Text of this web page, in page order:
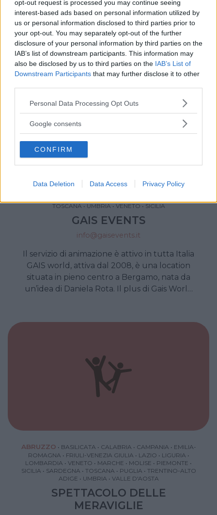
opt-out request is processed you may continue seeing
interest-based ads based on personal information utilized by
us or personal information disclosed to third parties prior to
your opt-out. You may separately opt-out of the further
disclosure of your personal information by third parties on the
IAB’s list of downstream participants. This information may
also be disclosed by us to third parties on the IAB’s List of
Downstream Participants that may further disclose it to other
Please note that this website/app uses one or more Google
not limited to your visit or usage behaviour. You may click to
use your data for below specified purposes in below Google
consent section.
Personal Data Processing Opt Outs
Google consents
CONFIRM
Data Deletion Data Access Privacy Policy
Avvalendosi di uno staff di coreografi,
scenografi, ballerini, capi villaggio, animatori
sportivi, di contatto, mini-club e tante altre
figure, med Animazione è in grado di
progettare e organizzare l’animazione sia per
eventi privati (feste di compleanno, feste
aziendali, cerimonie religiose…) sia pubblici
(eventi a tema e serate in hotel o nei villaggi
commerciali…) con intrattenimenti diversificati
a seconda delle esigenze. E ancora laboratori
creativi, musical, balli di gruppo, feste Walt
Disney, schiuma party….
ROMAGNA • FRIULI-VENEZIA GIULIA LAZIO • LIGURIA
TOSCANA • UMBRIA • VENETO • SICILIA
GAIS EVENTS
info@gaisevents.it
Il servizio di animazione è attivo in tutta Italia
GAIS world, attiva dal 2008, è una location
situata in pieno centro a Bergamo, nata da
un’idea di Daniela Rota. Il plus di Gais World
capacità di studiare e organizzare ogni party,
ABRUZZO • BASILICATA • CALABRIA • CAMPANIA • EMILIA-
ROMAGNA • FRIULI-VENEZIA GIULIA • LAZIO • LIGURIA •
LOMBARDIA • VENETO • MARCHE • MOLISE • PIEMONTE •
SICILIA • SARDEGNA • TOSCANA • PUGLIA • TRENTINO-ALTO
ADIGE • UMBRIA • VALLE D'AOSTA
SPETTACOLO DELLE
MERAVIGLIE